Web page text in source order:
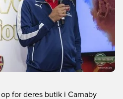
for deres butik i Carnaby